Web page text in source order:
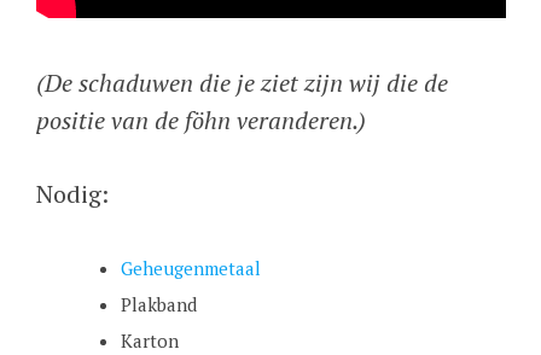
(De schaduwen die je ziet zijn wij die de
positie van de föhn veranderen.)
Nodig:
Geheugenmetaal
Plakband
Karton